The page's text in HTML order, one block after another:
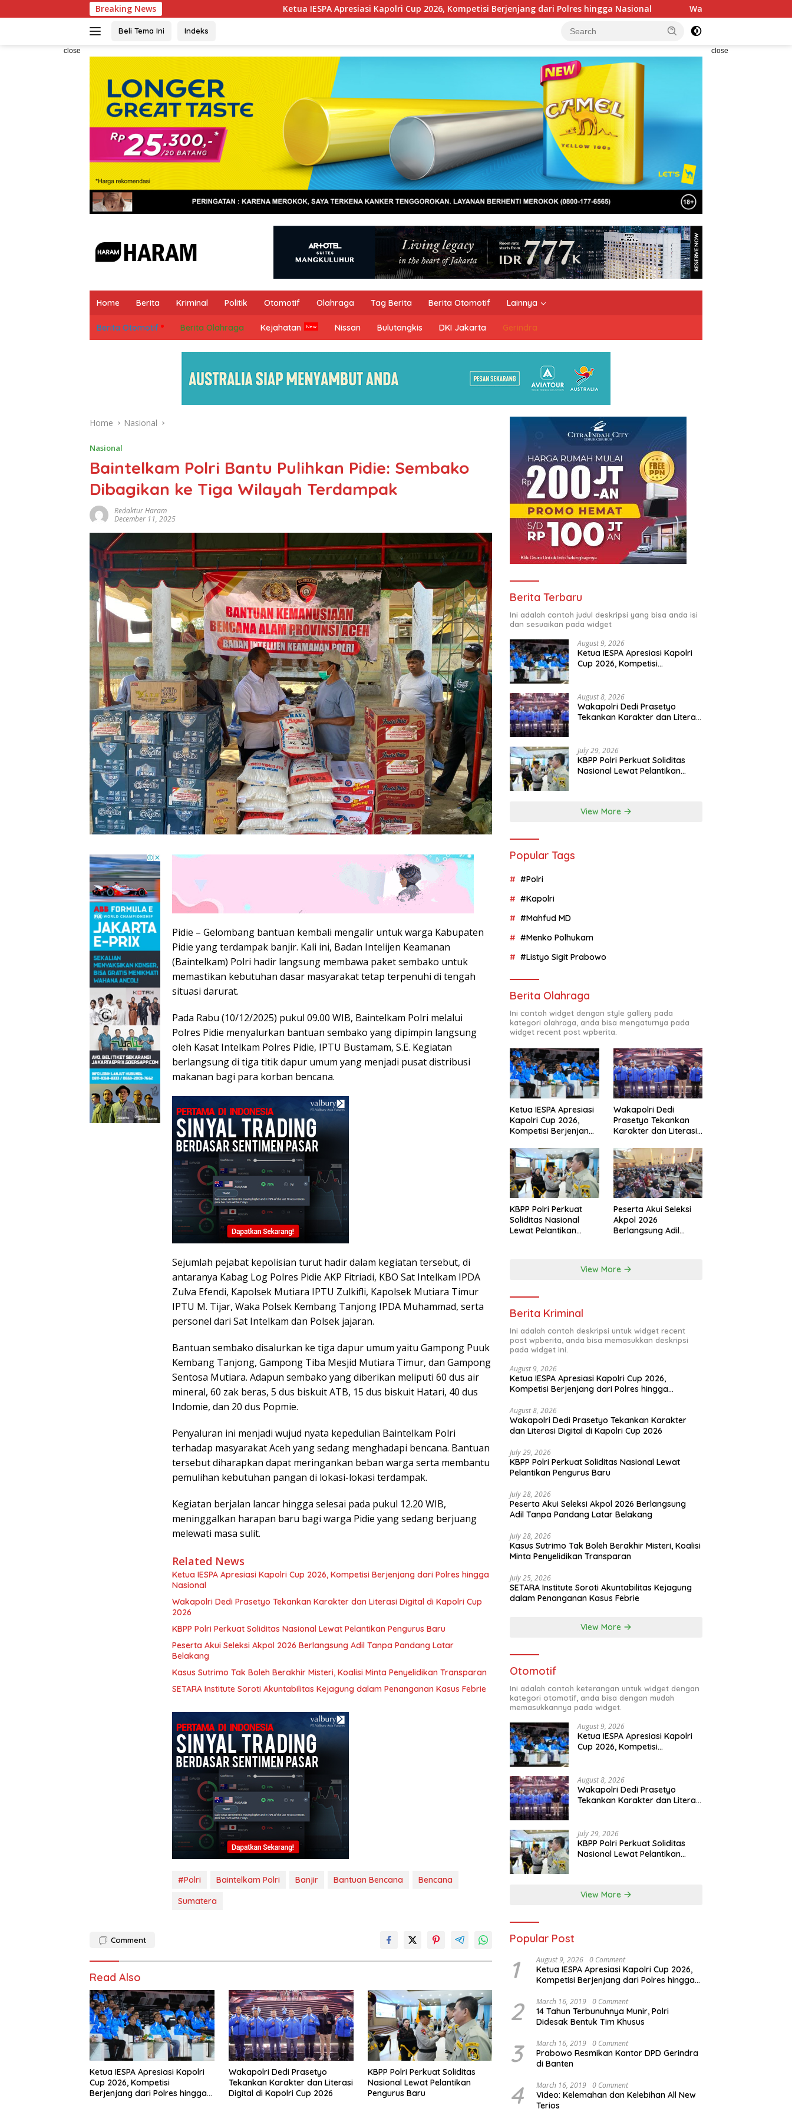
to
Breaking News Ketua IESPA Apresiasi Kapolri Cup 2026, Kompetisi Berjenjang dari Polres hingga Nasional Wakapolri Dedi Prasetyo Tekankan Karakter dan
Beli Tema Ini Indeks
close close
Home Berita Kriminal Politik Otomotif Olahraga Tag Berita Berita Otomotif Lainnya
Berita Otomotif Berita Olahraga Kejahatan Nissan Bulutangkis DKI Jakarta Gerindra
Home Nasional
Nasional
Baintelkam Polri Bantu Pulihkan Pidie: Sembako
Dibagikan ke Tiga Wilayah Terdampak
Redaktur Haram
December 11, 2025
Pidie – Gelombang bantuan kembali mengalir untuk warga Kabupaten
Pidie yang terdampak banjir. Kali ini, Badan Intelijen Keamanan
(Baintelkam) Polri hadir langsung membawa paket sembako untuk
memastikan kebutuhan dasar masyarakat tetap terpenuhi di tengah
situasi darurat.
Pada Rabu (10/12/2025) pukul 09.00 WIB, Baintelkam Polri melalui
Polres Pidie menyalurkan bantuan sembako yang dipimpin langsung
oleh Kasat Intelkam Polres Pidie, IPTU Bustamam, S.E. Kegiatan
berlangsung di tiga titik dapur umum yang menjadi pusat distribusi
makanan bagi para korban bencana.
Sejumlah pejabat kepolisian turut hadir dalam kegiatan tersebut, di
antaranya Kabag Log Polres Pidie AKP Fitriadi, KBO Sat Intelkam IPDA
Zulva Efendi, Kapolsek Mutiara IPTU Zulkifli, Kapolsek Mutiara Timur
IPTU M. Tijar, Waka Polsek Kembang Tanjong IPDA Muhammad, serta
personel dari Sat Intelkam dan Polsek jajaran.
Bantuan sembako disalurkan ke tiga dapur umum yaitu Gampong Puuk
Kembang Tanjong, Gampong Tiba Mesjid Mutiara Timur, dan Gampong
Sentosa Mutiara. Adapun sembako yang diberikan meliputi 60 dus air
mineral, 60 zak beras, 5 dus biskuit ATB, 15 dus biskuit Hatari, 40 dus
Indomie, dan 20 dus Popmie.
Penyaluran ini menjadi wujud nyata kepedulian Baintelkam Polri
terhadap masyarakat Aceh yang sedang menghadapi bencana. Bantuan
tersebut diharapkan dapat meringankan beban warga serta membantu
pemulihan kebutuhan pangan di lokasi-lokasi terdampak.
Kegiatan berjalan lancar hingga selesai pada pukul 12.20 WIB,
meninggalkan harapan baru bagi warga Pidie yang sedang berjuang
melewati masa sulit.
Related News
Ketua IESPA Apresiasi Kapolri Cup 2026, Kompetisi Berjenjang dari Polres hingga
Nasional
Wakapolri Dedi Prasetyo Tekankan Karakter dan Literasi Digital di Kapolri Cup
2026
KBPP Polri Perkuat Soliditas Nasional Lewat Pelantikan Pengurus Baru
Peserta Akui Seleksi Akpol 2026 Berlangsung Adil Tanpa Pandang Latar
Belakang
Kasus Sutrimo Tak Boleh Berakhir Misteri, Koalisi Minta Penyelidikan Transparan
SETARA Institute Soroti Akuntabilitas Kejagung dalam Penanganan Kasus Febrie
#Polri Baintelkam Polri Banjir Bantuan Bencana
Bencana
Sumatera
Comment
Read Also
Ketua IESPA Apresiasi Kapolri
Cup 2026, Kompetisi
Berjenjang dari Polres hingga
Wakapolri Dedi Prasetyo
Tekankan Karakter dan Literasi
Digital di Kapolri Cup 2026
KBPP Polri Perkuat Soliditas
Nasional Lewat Pelantikan
Pengurus Baru
Berita Terbaru
Ini adalah contoh judul deskripsi yang bisa anda isi
dan sesuaikan pada widget
August 9, 2026
Ketua IESPA Apresiasi Kapolri
Cup 2026, Kompetisi
August 8, 2026
Wakapolri Dedi Prasetyo
Tekankan Karakter dan Literasi
July 29, 2026
KBPP Polri Perkuat Soliditas
Nasional Lewat Pelantikan
View More
Popular Tags
#Polri
#Kapolri
#Mahfud MD
#Menko Polhukam
#Listyo Sigit Prabowo
Berita Olahraga
Ini contoh widget dengan style gallery pada
kategori olahraga, anda bisa mengaturnya pada
widget recent post wpberita.
Ketua IESPA Apresiasi
Kapolri Cup 2026,
Kompetisi Berjenjang
Nasional
Wakapolri Dedi
Prasetyo Tekankan
Karakter dan Literasi
2026
KBPP Polri Perkuat
Soliditas Nasional
Lewat Pelantikan
Peserta Akui Seleksi
Akpol 2026
Berlangsung Adil
View More
Berita Kriminal
Ini adalah contoh deskripsi untuk widget recent
post wpberita, anda bisa memasukkan deskripsi
pada widget ini.
August 9, 2026
Ketua IESPA Apresiasi Kapolri Cup 2026,
Kompetisi Berjenjang dari Polres hingga
August 8, 2026
Wakapolri Dedi Prasetyo Tekankan Karakter
dan Literasi Digital di Kapolri Cup 2026
July 29, 2026
KBPP Polri Perkuat Soliditas Nasional Lewat
Pelantikan Pengurus Baru
July 28, 2026
Peserta Akui Seleksi Akpol 2026 Berlangsung
Adil Tanpa Pandang Latar Belakang
July 28, 2026
Kasus Sutrimo Tak Boleh Berakhir Misteri, Koalisi
Minta Penyelidikan Transparan
July 25, 2026
SETARA Institute Soroti Akuntabilitas Kejagung
dalam Penanganan Kasus Febrie
View More
Otomotif
Ini adalah contoh keterangan untuk widget dengan
kategori otomotif, anda bisa dengan mudah
memasukkannya pada widget.
August 9, 2026
Ketua IESPA Apresiasi Kapolri
Cup 2026, Kompetisi
August 8, 2026
Wakapolri Dedi Prasetyo
Tekankan Karakter dan Literasi
July 29, 2026
KBPP Polri Perkuat Soliditas
Nasional Lewat Pelantikan
View More
Popular Post
1 August 9, 2026 0 Comment
Ketua IESPA Apresiasi Kapolri Cup 2026,
Kompetisi Berjenjang dari Polres hingga
2 March 16, 2019 0 Comment
14 Tahun Terbunuhnya Munir, Polri
Didesak Bentuk Tim Khusus
3 March 16, 2019 0 Comment
Prabowo Resmikan Kantor DPD Gerindra
di Banten
4 March 16, 2019 0 Comment
Video: Kelemahan dan Kelebihan All New
Terios